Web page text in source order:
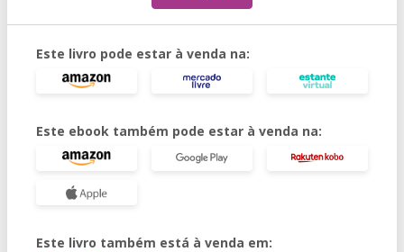
Este livro pode estar à venda na:
Este ebook também pode estar à venda na:
Este livro também está à venda em: